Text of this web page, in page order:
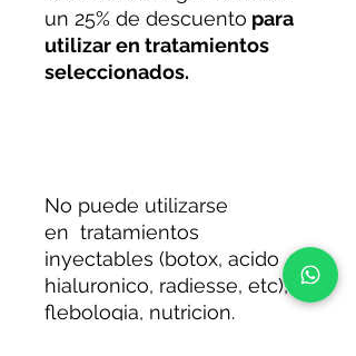
un 25% de descuento para
utilizar en tratamientos
seleccionados.
No puede utilizarse
en tratamientos
inyectables (botox, acido
hialuronico, radiesse, etc),
flebologia, nutricion.